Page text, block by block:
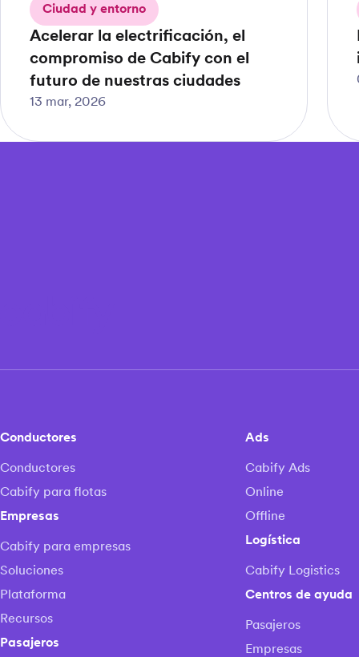
Ciudad y entorno
Acelerar la electrificación, el
compromiso de Cabify con el
futuro de nuestras ciudades
13 mar, 2026
Conductores
Conductores
Cabify para flotas
Empresas
Cabify para empresas
Soluciones
Plataforma
Recursos
Pasajeros
Ads
Cabify Ads
Online
Offline
Logística
Cabify Logistics
Centros de ayuda
Pasajeros
Empresas